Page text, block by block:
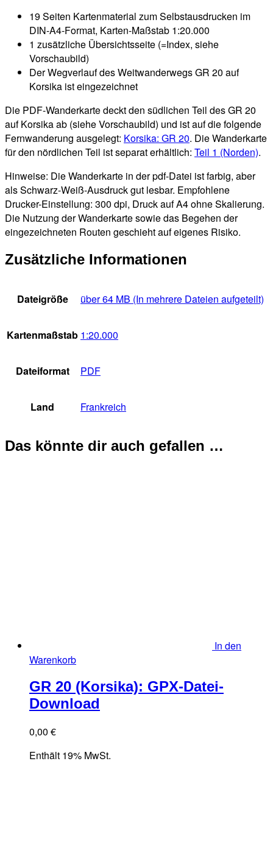
Menge19 Seiten Kartenmaterial zum Selbstausdrucken im
DIN-A4-Format, Karten-Maßstab 1:20.000
1 zusätzliche Übersichtsseite (=Index, siehe
Vorschaubild)
Der Wegverlauf des Weitwanderwegs GR 20 auf
Korsika ist eingezeichnet
Die PDF-Wanderkarte deckt den südlichen Teil des GR 20
auf Korsika ab (siehe Vorschaubild) und ist auf die folgende
Fernwanderung ausgelegt: Korsika: GR 20. Die Wanderkarte
für den nördlichen Teil ist separat erhältlich: Teil 1 (Norden).
Hinweise: Die Wanderkarte in der pdf-Datei ist farbig, aber
als Schwarz-Weiß-Ausdruck gut lesbar. Empfohlene
Drucker-Einstellung: 300 dpi, Druck auf A4 ohne Skalierung.
Die Nutzung der Wanderkarte sowie das Begehen der
eingezeichneten Routen geschieht auf eigenes Risiko.
Zusätzliche Informationen
Dateigröße über 64 MB (In mehrere Dateien aufgeteilt)
Kartenmaßstab 1:20.000
Dateiformat PDF
Land Frankreich
Das könnte dir auch gefallen …
In den
Warenkorb
GR 20 (Korsika): GPX-Datei-
Download
0,00 €
Enthält 19% MwSt.